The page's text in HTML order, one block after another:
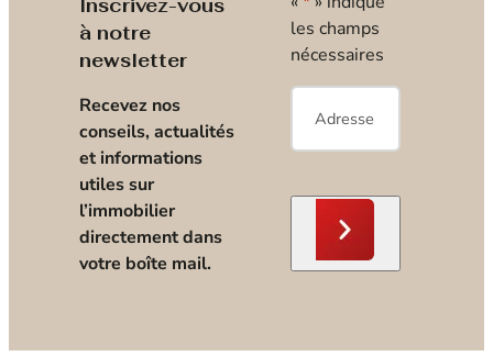
Inscrivez-vous
à notre
newsletter
Recevez nos
conseils, actualités
et informations
utiles sur
l’immobilier
directement dans
votre boîte mail.
les champs
nécessaires
E-
mail*